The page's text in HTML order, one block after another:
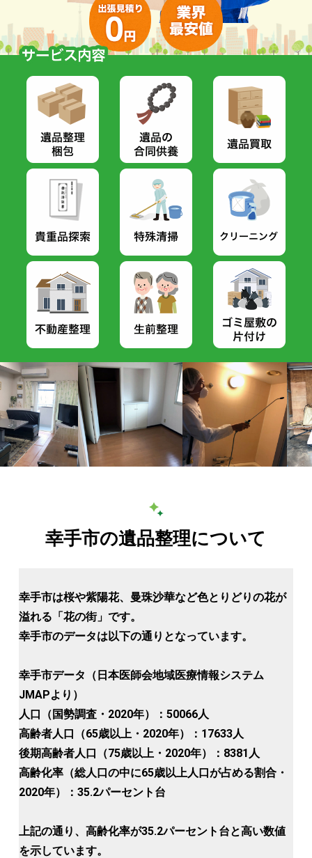
幸手市の遺品整理について
幸手市は桜や紫陽花、曼珠沙華など色とりどりの花が
溢れる「花の街」です。
幸手市のデータは以下の通りとなっています。
幸手市データ（日本医師会地域医療情報システム
JMAPより）
人口（国勢調査・2020年）：50066人
高齢者人口（65歳以上・2020年）：17633人
後期高齢者人口（75歳以上・2020年）：8381人
高齢化率（総人口の中に65歳以上人口が占める割合・
2020年）：35.2パーセント台
上記の通り、高齢化率が35.2パーセント台と高い数値
を示しています。